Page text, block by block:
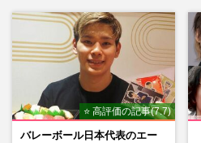
⭐ 高評価の記事(7.7)
バレーボール日本代表のエー